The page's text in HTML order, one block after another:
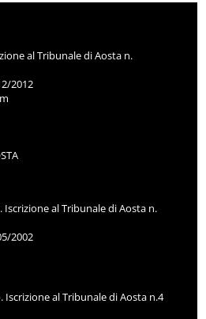
al Tribunale di Aosta n.
2012
al Tribunale di Aosta n.
2002
Iscrizione al Tribunale di Aosta n.4